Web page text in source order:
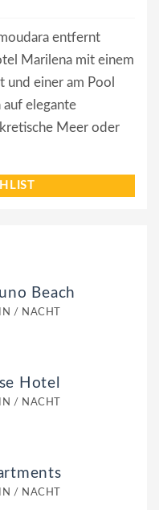
entfernt
Marilena mit einem
und einer am Pool
auf elegante
Meer oder
Beach
/ NACHT
Hotel
/ NACHT
/ NACHT